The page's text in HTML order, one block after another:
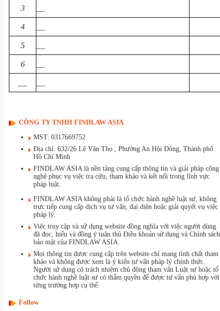
3
4
5
6
CÔNG TY TNHH FINDLAW ASIA
MST: 0317669752
Địa chỉ: 632/26 Lê Văn Thọ , Phường An Hội Đông, Thành phố
Hồ Chí Minh
FINDLAW ASIA là nền tảng cung cấp thông tin và giải pháp công
nghệ phục vụ việc tra cứu, tham khảo và kết nối trong lĩnh vực
pháp luật.
FINDLAW ASIA không phải là tổ chức hành nghề luật sư, không
trực tiếp cung cấp dịch vụ tư vấn, đại diện hoặc giải quyết vụ việc
pháp lý.
Việc truy cập và sử dụng website đồng nghĩa với việc người dùng
đã đọc, hiểu và đồng ý tuân thủ Điều khoản sử dụng và Chính sách
bảo mật của FINDLAW ASIA.
Mọi thông tin được cung cấp trên website chỉ mang tính chất tham
khảo và không được xem là ý kiến tư vấn pháp lý chính thức.
Người sử dụng có trách nhiệm chủ động tham vấn Luật sư hoặc tổ
chức hành nghề luật sư có thẩm quyền để được tư vấn phù hợp với
từng trường hợp cụ thể.
Follow